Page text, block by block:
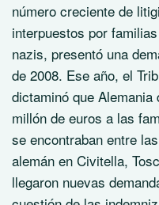
número creciente de
interpuestos por
nazis, presentó una
de 2008. Ese año, el
dictaminó que Alemania
millón de euros a las
se encontraban entre
alemán en Civitella,
llegaron nuevas